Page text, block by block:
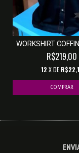
WORKSHIRT
R$219,00
12 X DE
COMPRAR